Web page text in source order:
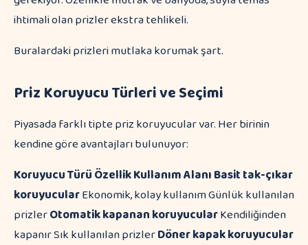
ihtimali olan prizler ekstra tehlikeli.
Buralardaki prizleri mutlaka korumak şart.
Priz Koruyucu Türleri ve Seçimi
Piyasada farklı tipte priz koruyucular var. Her birinin
kendine göre avantajları bulunuyor:
Koruyucu TürüÖzellikKullanım AlanıBasit tak-çıkar
koruyucularEkonomik, kolay kullanım Günlük kullanılan
prizlerOtomatik kapanan koruyucularKendiliğinden
kapanır Sık kullanılan prizlerDöner kapak koruyucular